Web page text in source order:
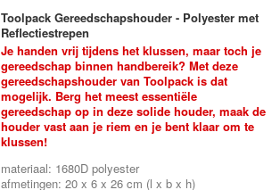
Toolpack Gereedschapshouder - Polyester met
Reflectiestrepen
Je handen vrij tijdens het klussen, maar toch je
gereedschap binnen handbereik? Met deze
gereedschapshouder van Toolpack is dat
mogelijk. Berg het meest essentiële
gereedschap op in deze solide houder, maak de
houder vast aan je riem en je bent klaar om te
klussen!
materiaal: 1680D polyester
afmetingen: 20 x 6 x 26 cm (l x b x h)